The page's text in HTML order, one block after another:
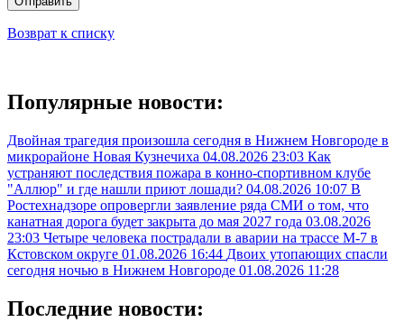
Возврат к списку
Популярные новости:
Двойная трагедия произошла сегодня в Нижнем Новгороде в
микрорайоне Новая Кузнечиха 04.08.2026 23:03 Как
устраняют последствия пожара в конно-спортивном клубе
"Аллюр" и где нашли приют лошади? 04.08.2026 10:07 В
Ростехнадзоре опровергли заявление ряда СМИ о том, что
канатная дорога будет закрыта до мая 2027 года 03.08.2026
23:03 Четыре человека пострадали в аварии на трассе М-7 в
Кстовском округе 01.08.2026 16:44 Двоих утопающих спасли
сегодня ночью в Нижнем Новгороде 01.08.2026 11:28
Последние новости: